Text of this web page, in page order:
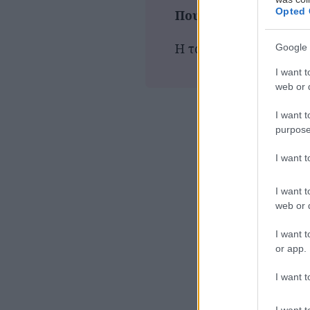
Opted
Google
I want
web or
I want
I want
I want
web or
I want
or app.
I want
Που παίζεται τώρα
Η ταινία δεν